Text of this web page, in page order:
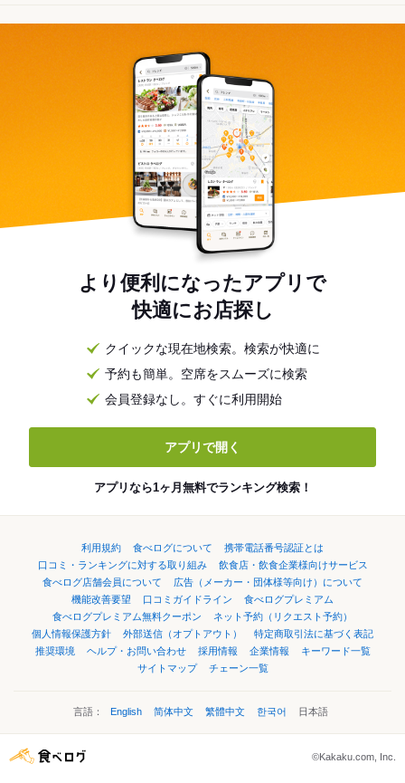
より便利になったアプリで
快適にお店探し
クイックな現在地検索。検索が快適に
予約も簡単。空席をスムーズに検索
会員登録なし。すぐに利用開始
アプリで開く
アプリなら1ヶ月無料でランキング検索！
利用規約 食べログについて
携帯電話番号認証とは
口コミ・ランキングに対する取り組み
飲食店・飲食企業様向けサービス
食べログ店舗会員について
広告（メーカー・団体様等向け）について
機能改善要望
口コミガイドライン
食べログプレミアム
食べログプレミアム無料クーポン
ネット予約（リクエスト予約）
個人情報保護方針
外部送信（オプトアウト）
特定商取引法に基づく表記
推奨環境
ヘルプ・お問い合わせ 採用情報 企業情報
キーワード一覧
サイトマップ
チェーン一覧
言語： English 简体中文 繁體中文 한국어 日本語
©Kakaku.com, Inc.